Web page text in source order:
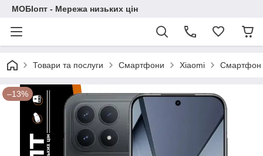
МОБІопт - Мережа низьких цін
Товари та послуги Смартфони Xiaomi Смартфон
–13%